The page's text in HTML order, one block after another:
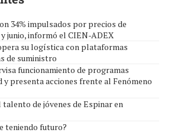
34% impulsados por precios de
junio, informó el CIEN-ADEX
su logística con plataformas
de suministro
funcionamiento de programas
y presenta acciones frente al Fenómeno
de jóvenes de Espinar en
teniendo futuro?